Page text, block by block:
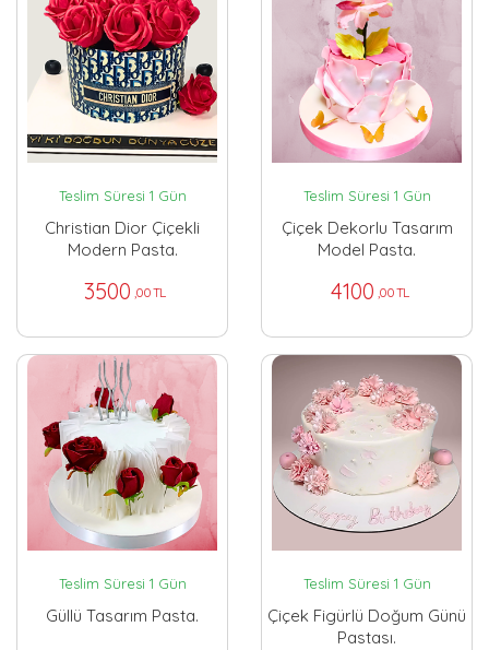
Teslim Süresi 1 Gün
Christian Dior Çiçekli
Modern Pasta.
3500 ,00 TL
Teslim Süresi 1 Gün
Çiçek Dekorlu Tasarım
Model Pasta.
4100 ,00 TL
Teslim Süresi 1 Gün
Güllü Tasarım Pasta.
Teslim Süresi 1 Gün
Çiçek Figürlü Doğum Günü
Pastası.